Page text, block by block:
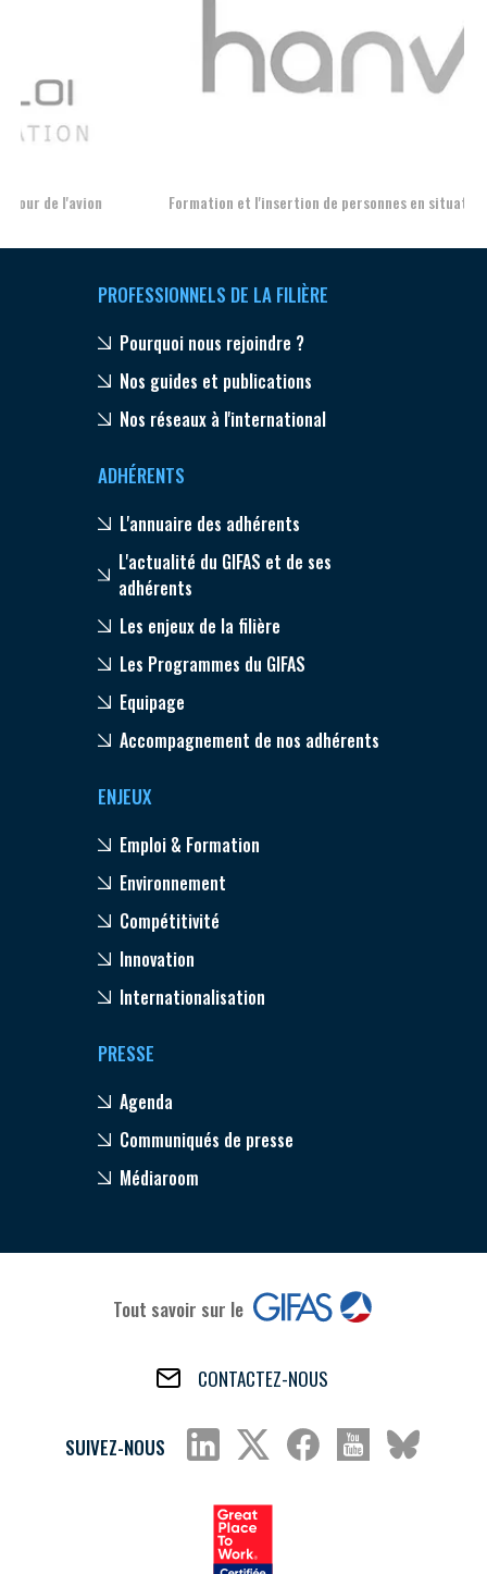
Formation et l'insertion de personnes en situation de handicap
PROFESSIONNELS DE LA FILIÈRE
Pourquoi nous rejoindre ?
Nos guides et publications
Nos réseaux à l'international
ADHÉRENTS
L'annuaire des adhérents
L'actualité du GIFAS et de ses
adhérents
Les enjeux de la filière
Les Programmes du GIFAS
Equipage
Accompagnement de nos adhérents
ENJEUX
Emploi & Formation
Environnement
Compétitivité
Innovation
Internationalisation
PRESSE
Agenda
Communiqués de presse
Médiaroom
Tout savoir sur le
CONTACTEZ-NOUS
SUIVEZ-NOUS